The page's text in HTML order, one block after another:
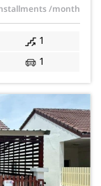
ธรรมเนียม
/month
1
1